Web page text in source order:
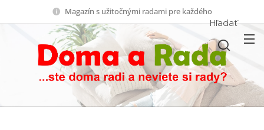
Magazín s užitočnými radami pre každého
Hľadať